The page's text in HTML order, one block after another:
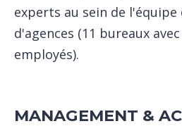
experts au sein de l'équipe
d'agences (11 bureaux
employés).
MANAGEMENT &